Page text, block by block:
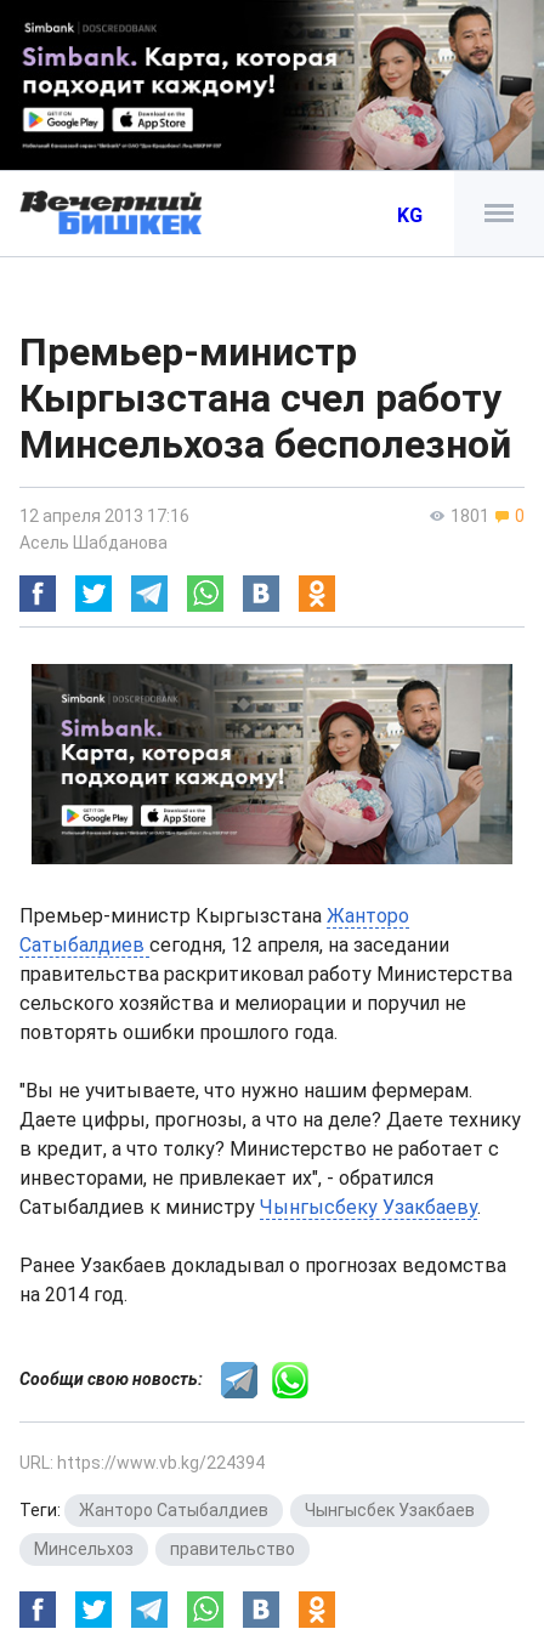
KG
Премьер-министр
Кыргызстана счел работу
Минсельхоза бесполезной
1801 0
12 апреля 2013 17:16
Асель Шабданова
Премьер-министр Кыргызстана Жанторо
Сатыбалдиев сегодня, 12 апреля, на заседании
правительства раскритиковал работу Министерства
сельского хозяйства и мелиорации и поручил не
повторять ошибки прошлого года.
"Вы не учитываете, что нужно нашим фермерам.
Даете цифры, прогнозы, а что на деле? Даете технику
в кредит, а что толку? Министерство не работает с
инвесторами, не привлекает их", - обратился
Сатыбалдиев к министру Чынгысбеку Узакбаеву.
Ранее Узакбаев докладывал о прогнозах ведомства
на 2014 год.
Сообщи свою новость:
URL: https://www.vb.kg/224394
Теги: Жанторо Сатыбалдиев Чынгысбек Узакбаев
Минсельхоз
правительство